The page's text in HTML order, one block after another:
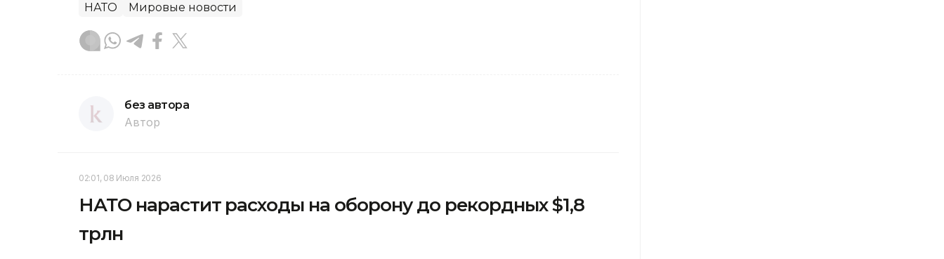
НАТО Мировые новости
без автора
Автор
02:01, 08 Июля 2026
НАТО нарастит расходы на оборону до рекордных $1,8
трлн